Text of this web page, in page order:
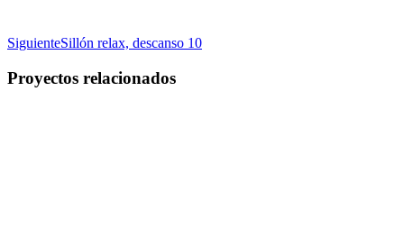
SiguienteProyecto
Sillón relax, descanso 10
Proyectos relacionados